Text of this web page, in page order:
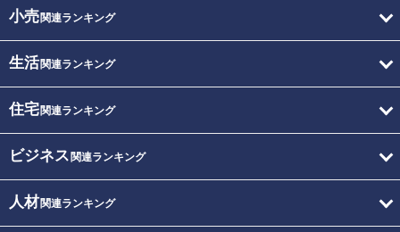
小売関連ランキング
生活関連ランキング
住宅関連ランキング
ビジネス 関連ランキング
人材関連ランキング